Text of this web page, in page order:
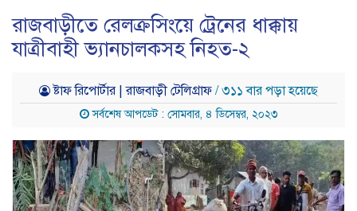
রাজবাড়ীতে রেলক্রসিংয়ে ট্রেনের ধাক্কায়
যাত্রীবাহী ভ্যানচালকসহ নিহত-২
ষ্টাফ রিপোর্টার | রাজবাড়ী টেলিগ্রাফ / ৩১১ বার পড়া হয়েছে
সর্বশেষ আপডেট : সোমবার, ৪ ডিসেম্বর, ২০২৩